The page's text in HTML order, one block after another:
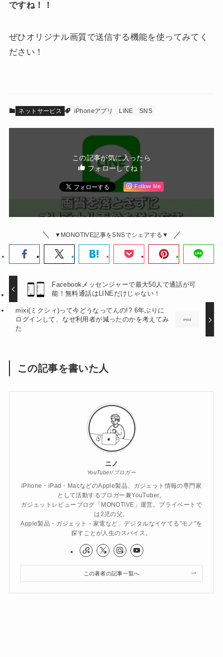
ですね！！
ぜひオリジナル画質で送信する機能を使ってみてく
ださい！
ネットサービス iPhoneアプリ LINE SNS
この記事が気に入ったら
フォローしてね！
Follow Me
▼MONOTIVE記事をSNSでシェアする▼
Facebookメッセンジャーで最大50人で通話が可
能！無料通話はLINEだけじゃない！
mixi(ミクシィ)って今どうなってんの!? 6年ぶりに
ログインして、なぜ利用者が減ったのかを考えてみ
た
この記事を書いた人
ニノ
YouTuber/ブロガー
iPhone・iPad・MacなどのApple製品、ガジェット情報の専門家
として活動するブロガー兼YouTuber。
ガジェットレビューブログ「MONOTIVE」運営。プライベートで
は2児の父。
Apple製品・ガジェット・家電など、デジタルなイケてる"モノ"を
探すことが人生のスパイス。
この著者の記事一覧へ